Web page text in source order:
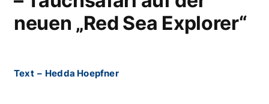
neuen „Red Sea Explorer“
Text – Hedda Hoepfner